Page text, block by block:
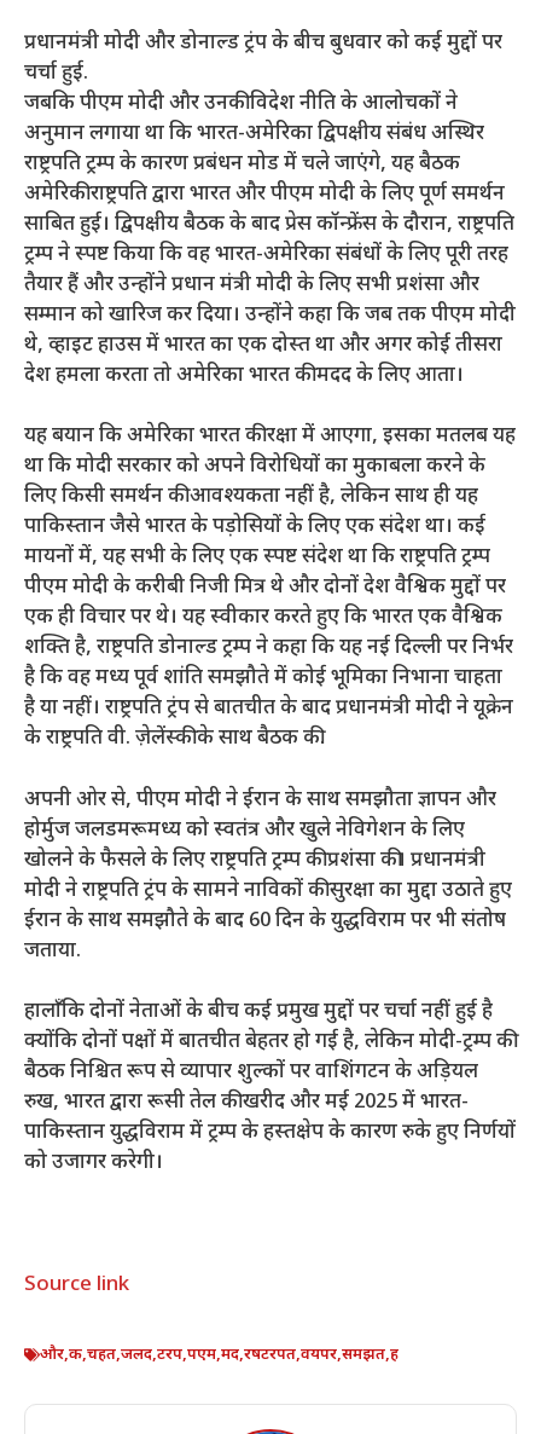
प्रधानमंत्री मोदी और डोनाल्ड ट्रंप के बीच बुधवार को कई मुद्दों पर
चर्चा हुई.
जबकि पीएम मोदी और उनकी विदेश नीति के आलोचकों ने
अनुमान लगाया था कि भारत-अमेरिका द्विपक्षीय संबंध अस्थिर
राष्ट्रपति ट्रम्प के कारण प्रबंधन मोड में चले जाएंगे, यह बैठक
अमेरिकी राष्ट्रपति द्वारा भारत और पीएम मोदी के लिए पूर्ण समर्थन
साबित हुई। द्विपक्षीय बैठक के बाद प्रेस कॉन्फ्रेंस के दौरान, राष्ट्रपति
ट्रम्प ने स्पष्ट किया कि वह भारत-अमेरिका संबंधों के लिए पूरी तरह
तैयार हैं और उन्होंने प्रधान मंत्री मोदी के लिए सभी प्रशंसा और
सम्मान को खारिज कर दिया। उन्होंने कहा कि जब तक पीएम मोदी
थे, व्हाइट हाउस में भारत का एक दोस्त था और अगर कोई तीसरा
देश हमला करता तो अमेरिका भारत की मदद के लिए आता।
यह बयान कि अमेरिका भारत की रक्षा में आएगा, इसका मतलब यह
था कि मोदी सरकार को अपने विरोधियों का मुकाबला करने के
लिए किसी समर्थन की आवश्यकता नहीं है, लेकिन साथ ही यह
पाकिस्तान जैसे भारत के पड़ोसियों के लिए एक संदेश था। कई
मायनों में, यह सभी के लिए एक स्पष्ट संदेश था कि राष्ट्रपति ट्रम्प
पीएम मोदी के करीबी निजी मित्र थे और दोनों देश वैश्विक मुद्दों पर
एक ही विचार पर थे। यह स्वीकार करते हुए कि भारत एक वैश्विक
शक्ति है, राष्ट्रपति डोनाल्ड ट्रम्प ने कहा कि यह नई दिल्ली पर निर्भर
है कि वह मध्य पूर्व शांति समझौते में कोई भूमिका निभाना चाहता
है या नहीं। राष्ट्रपति ट्रंप से बातचीत के बाद प्रधानमंत्री मोदी ने यूक्रेन
के राष्ट्रपति वी. ज़ेलेंस्की के साथ बैठक की.
अपनी ओर से, पीएम मोदी ने ईरान के साथ समझौता ज्ञापन और
होर्मुज जलडमरूमध्य को स्वतंत्र और खुले नेविगेशन के लिए
खोलने के फैसले के लिए राष्ट्रपति ट्रम्प की प्रशंसा की। प्रधानमंत्री
मोदी ने राष्ट्रपति ट्रंप के सामने नाविकों की सुरक्षा का मुद्दा उठाते हुए
ईरान के साथ समझौते के बाद 60 दिन के युद्धविराम पर भी संतोष
जताया.
हालाँकि दोनों नेताओं के बीच कई प्रमुख मुद्दों पर चर्चा नहीं हुई है
क्योंकि दोनों पक्षों में बातचीत बेहतर हो गई है, लेकिन मोदी-ट्रम्प की
बैठक निश्चित रूप से व्यापार शुल्कों पर वाशिंगटन के अड़ियल
रुख, भारत द्वारा रूसी तेल की खरीद और मई 2025 में भारत-
पाकिस्तान युद्धविराम में ट्रम्प के हस्तक्षेप के कारण रुके हुए निर्णयों
को उजागर करेगी।
Source link
और,क,चहत,जलद,टरप,पएम,मद,रषटरपत,वयपर,समझत,ह